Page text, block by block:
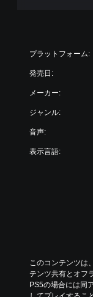
プラットフォーム:
発売日:
メーカー:
ジャンル:
音声:
表示言語:
このコンテンツは
テンツ共有とオフ
PS5の場合には同